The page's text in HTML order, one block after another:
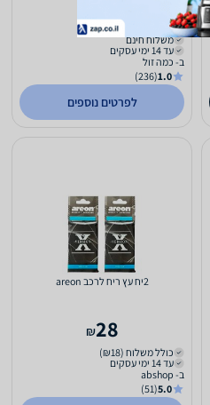
55
₪
משלוח חינם
עד 14 ימי עסקים
ב- כמה זול
1.0
(236)
לפרטים נוספים
2יח עץ ריח לרכב areon
28
₪
כולל משלוח (₪18)
עד 14 ימי עסקים
ב- abshop
5.0
(51)